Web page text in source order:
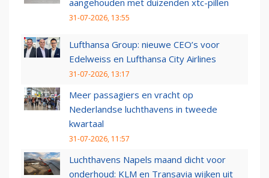
aangehouden met duizenden xtc-pillen
31-07-2026, 13:55
Lufthansa Group: nieuwe CEO’s voor
Edelweiss en Lufthansa City Airlines
31-07-2026, 13:17
Meer passagiers en vracht op
Nederlandse luchthavens in tweede
kwartaal
31-07-2026, 11:57
Luchthavens Napels maand dicht voor
onderhoud: KLM en Transavia wijken uit